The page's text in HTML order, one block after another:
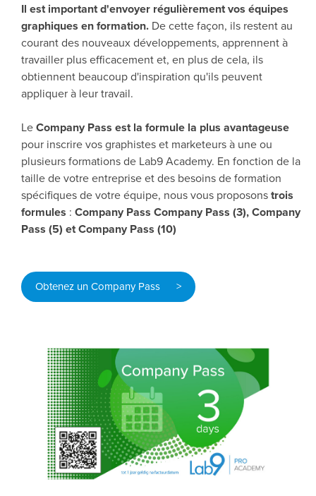
Il est important d'envoyer régulièrement vos équipes
graphiques en formation. De cette façon, ils restent au
courant des nouveaux développements, apprennent à
travailler plus efficacement et, en plus de cela, ils
obtiennent beaucoup d'inspiration qu'ils peuvent
appliquer à leur travail.
LeCompany Pass est la formule la plus avantageuse
pour inscrire vos graphistes et marketeurs à une ou
plusieurs formations de Lab9 Academy. En fonction de la
taille de votre entreprise et des besoins de formation
spécifiques de votre équipe, nous vous proposonstrois
formules : Company Pass Company Pass (3), Company
Pass (5) et Company Pass (10)
Obtenez un Company Pass >